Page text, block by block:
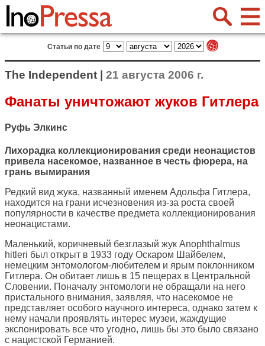
Статьи по дате
The Independent | 21 августа 2006 г.
Фанаты уничтожают жуков Гитлера
Руфь Элкинс
Лихорадка коллекционирования среди неонацистов
привела насекомое, названное в честь фюрера, на
грань вымирания
Редкий вид жука, названный именем Адольфа Гитлера,
находится на грани исчезновения из-за роста своей
популярности в качестве предмета коллекционирования
неонацистами.
Маленький, коричневый безглазый жук Anophthalmus
hitleri был открыт в 1933 году Оскаром Шайбелем,
немецким энтомологом-любителем и ярым поклонником
Гитлера. Он обитает лишь в 15 пещерах в Центральной
Словении. Поначалу энтомологи не обращали на него
пристального внимания, заявляя, что насекомое не
представляет особого научного интереса, однако затем к
нему начали проявлять интерес музеи, жаждущие
экспонировать все что угодно, лишь бы это было связано
с нацистской Германией.